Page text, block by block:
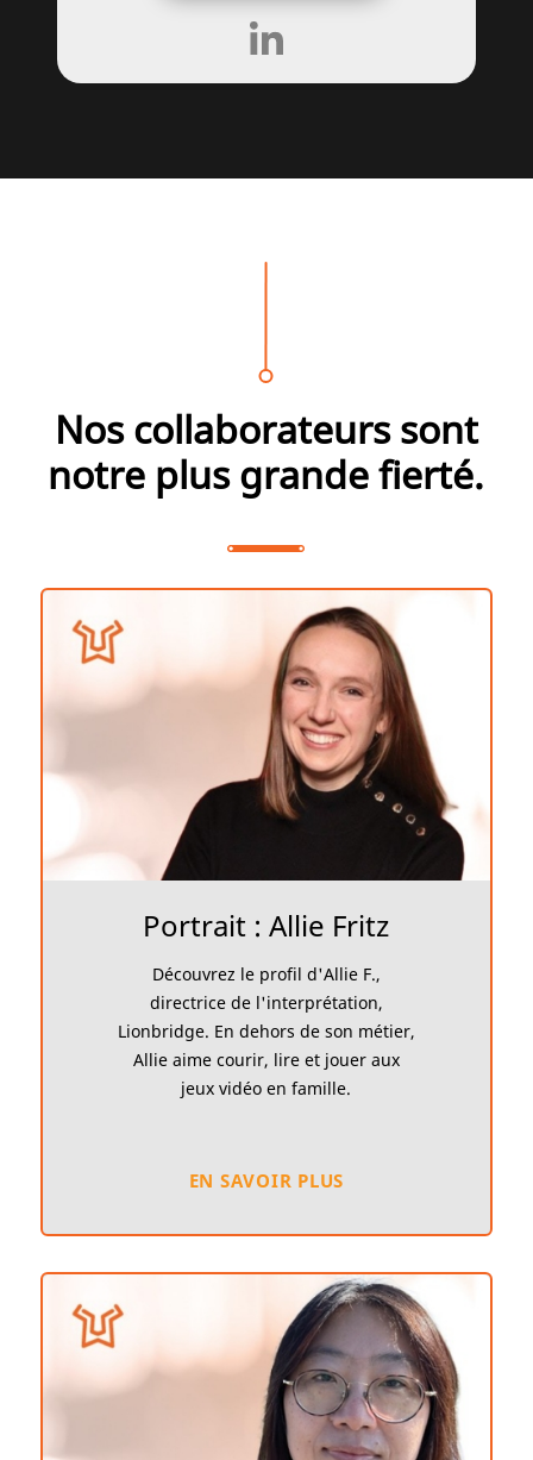
Nos collaborateurs sont
notre plus grande fierté.
Portrait : Allie Fritz
Découvrez le profil d'Allie F.,
directrice de l'interprétation,
Lionbridge. En dehors de son métier,
Allie aime courir, lire et jouer aux
jeux vidéo en famille.
EN SAVOIR PLUS